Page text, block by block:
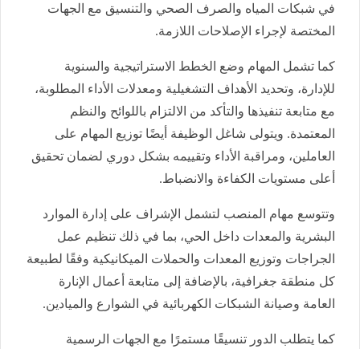
في شبكات المياه والصرف الصحي والتنسيق مع الجهات
المختصة لإجراء الإصلاحات اللازمة.
كما تشمل المهام وضع الخطط الاستراتيجية والسنوية
للإدارة، وتحديد الأهداف التشغيلية ومعدلات الأداء المطلوبة،
مع متابعة تنفيذها والتأكد من الالتزام باللوائح والنظم
المعتمدة. ويتولى شاغل الوظيفة أيضًا توزيع المهام على
العاملين، ومراقبة الأداء وتقييمه بشكل دوري لضمان تحقيق
أعلى مستويات الكفاءة والانضباط.
وتتوسع مهام المنصب لتشمل الإشراف على إدارة الموارد
البشرية والمعدات داخل الحي، بما في ذلك تنظيم عمل
الجراجات وتوزيع المعدات والحملات الميكانيكية وفقًا لطبيعة
كل منطقة جغرافية، بالإضافة إلى متابعة أعمال الإنارة
العامة وصيانة الشبكات الكهربائية في الشوارع والميادين.
كما يتطلب الدور تنسيقًا مستمرًا مع الجهات الرسمية